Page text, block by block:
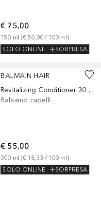
€ 75,00
150 ml (€ 50,00 / 100 ml)
SOLO ONLINE
SORPRESA
BALMAIN HAIR
Revitalizing Conditioner 300ml
Balsamo capelli
€ 55,00
300 ml (€ 18,33 / 100 ml)
SOLO ONLINE
SORPRESA